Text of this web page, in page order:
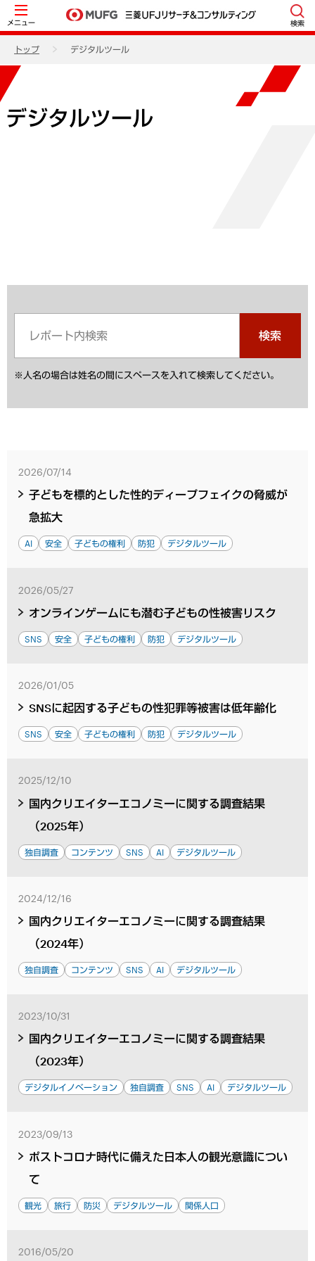
メニュー 検索
トップ デジタルツール
デジタルツール
検索
※人名の場合は姓名の間にスペースを入れて検索してください。
2026/07/14
子どもを標的とした性的ディープフェイクの脅威が
急拡大
AI 安全 子どもの権利 防犯 デジタルツール
2026/05/27
オンラインゲームにも潜む子どもの性被害リスク
SNS 安全 子どもの権利 防犯 デジタルツール
2026/01/05
SNSに起因する子どもの性犯罪等被害は低年齢化
SNS 安全 子どもの権利 防犯 デジタルツール
2025/12/10
国内クリエイターエコノミーに関する調査結果
（2025年）
独自調査 コンテンツ SNS AI デジタルツール
2024/12/16
国内クリエイターエコノミーに関する調査結果
（2024年）
独自調査 コンテンツ SNS AI デジタルツール
2023/10/31
国内クリエイターエコノミーに関する調査結果
（2023年）
デジタルイノベーション 独自調査 SNS AI デジタルツール
2023/09/13
ポストコロナ時代に備えた日本人の観光意識につい
て
観光 旅行 防災 デジタルツール 関係人口
2016/05/20